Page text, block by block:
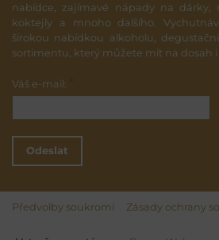
nabídce, zajímavé nápady na dárky,
koktejly a mnoho dalšího.
širokou nabídkou alkoholu,
sortimentu, který můžete mít na dosah i
Váš e-mail:
Odeslat
Předvolby soukromí Zásady ochrany